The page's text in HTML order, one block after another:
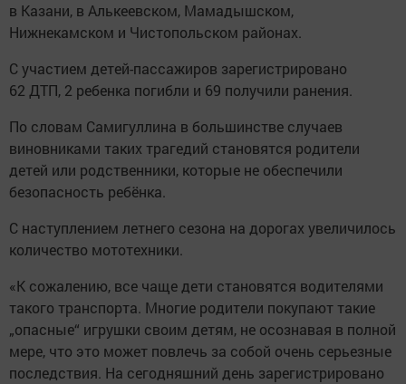
в Казани, в Алькеевском, Мамадышском,
Нижнекамском и Чистопольском районах.
С участием детей-пассажиров зарегистрировано
62 ДТП, 2 ребенка погибли и 69 получили ранения.
По словам Самигуллина в большинстве случаев
виновниками таких трагедий становятся родители
детей или родственники, которые не обеспечили
безопасность ребёнка.
С наступлением летнего сезона на дорогах увеличилось
количество мототехники.
«К сожалению, все чаще дети становятся водителями
такого транспорта. Многие родители покупают такие
„опасные“ игрушки своим детям, не осознавая в полной
мере, что это может повлечь за собой очень серьезные
последствия. На сегодняшний день зарегистрировано